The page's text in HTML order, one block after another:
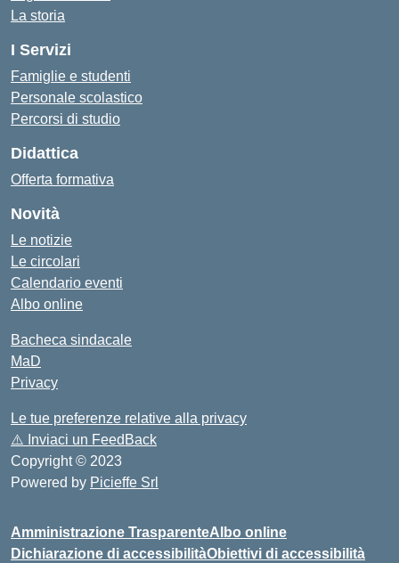
La storia
I Servizi
Famiglie e studenti
Personale scolastico
Percorsi di studio
Didattica
Offerta formativa
Novità
Le notizie
Le circolari
Calendario eventi
Albo online
Bacheca sindacale
MaD
Privacy
Le tue preferenze relative alla privacy
⚠️ Inviaci un FeedBack
Copyright © 2023
Powered by Picieffe Srl
Amministrazione TrasparenteAlbo online
Dichiarazione di accessibilitàObiettivi di accessibilità